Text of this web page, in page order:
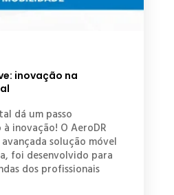
inovação na
dá um passo
inovação! O AeroDR
solução móvel
foi desenvolvido para
dos profissionais